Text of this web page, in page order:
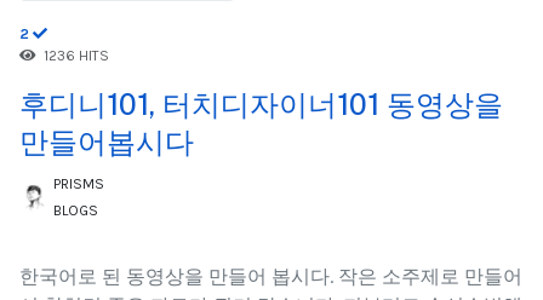
2
1236 HITS
후디니101, 터치디자이너101 동영상을
만들어봅시다
PRISMS
BLOGS
한국어로 된 동영상을 만들어 봅시다. 작은 소주제로 만들어